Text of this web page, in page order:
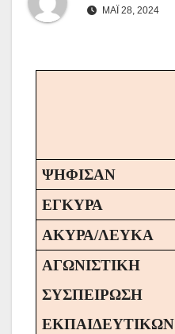
ΜΆΙ 28, 2024
ΨΗΦΙΣΑΝ
ΕΓΚΥΡΑ
ΑΚΥΡΑ/ΛΕΥΚΑ
ΑΓΩΝΙΣΤΙΚΗ
ΣΥΣΠΕΙΡΩΣΗ
ΕΚΠΑΙΔΕΥΤΙΚΩΝ